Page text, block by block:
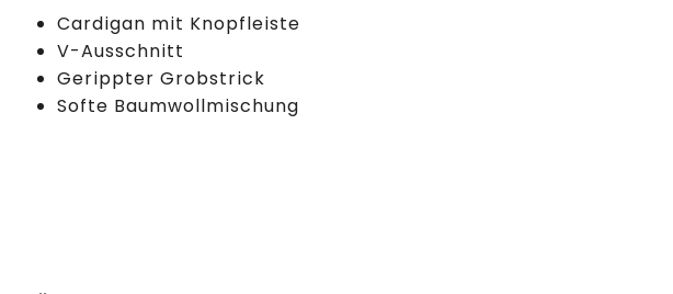
Cardigan mit Knopfleiste
V-Ausschnitt
Gerippter Grobstrick
Softe Baumwollmischung